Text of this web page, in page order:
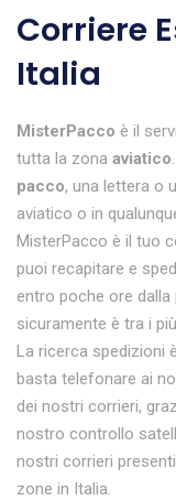
Corriere
Italia
MisterPacco è il
tutta la zona aviatico
pacco, una lettera o
aviatico o in
MisterPacco è il tuo
puoi recapitare e
entro poche ore
sicuramente è tra i
La ricerca spedizioni
basta telefonare ai
dei nostri corrieri,
nostro controllo
nostri corrieri
zone in Italia.